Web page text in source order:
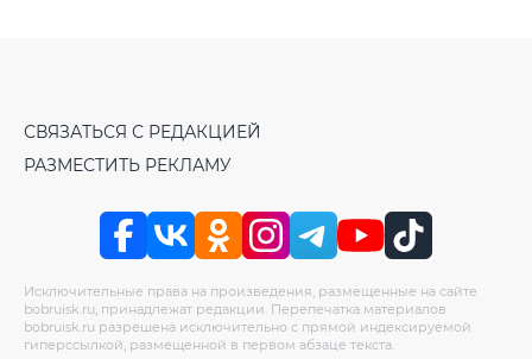
СВЯЗАТЬСЯ С РЕДАКЦИЕЙ
РАЗМЕСТИТЬ РЕКЛАМУ
Исключительные права на произведения, размещенные на сайте
bobruisk.ru, принадлежат редакции. Перепечатка материалов
bobruisk.ru разрешена исключительно с прямой индексируемой
гиперссылкой, размещенной в первом абзаце текста.